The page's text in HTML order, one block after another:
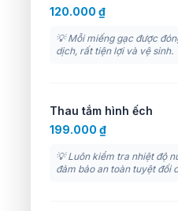
120.000 ₫
💡 Mỗi miếng gạc được
dịch, rất tiện lợi và vệ sinh.
Thau tắm hình ếch
199.000 ₫
💡 Luôn kiểm tra nhiệt độ
đảm bảo an toàn tuyệt đối